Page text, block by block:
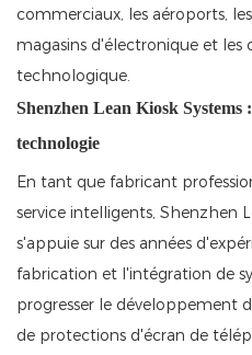
commerciaux, les aéroports,
magasins d'électronique et les
technologique.
Shenzhen Lean Kiosk Systems
technologie
En tant que fabricant
service intelligents, Shenzhen
s'appuie sur des années
fabrication et l'intégration de
progresser le développement
de protections d'écran de